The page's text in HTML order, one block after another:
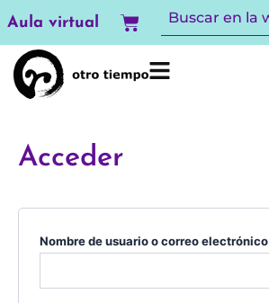
al
contenido
Aula virtual Carrito
Acceder
Nombre de usuario o correo electrónico
Obligatorio